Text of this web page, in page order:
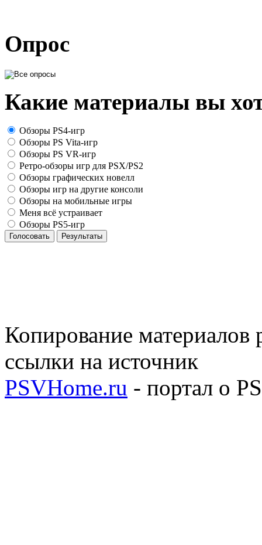
Опрос
Какие материалы вы
Обзоры PS4-игр
Обзоры PS Vita-игр
Обзоры PS VR-игр
Ретро-обзоры игр для PSX/PS2
Обзоры графических новелл
Обзоры игр на другие консоли
Обзоры на мобильные игры
Меня всё устраивает
Обзоры PS5-игр
Голосовать Результаты
Копирование материалов
ссылки на источник
PSVHome.ru - портал о